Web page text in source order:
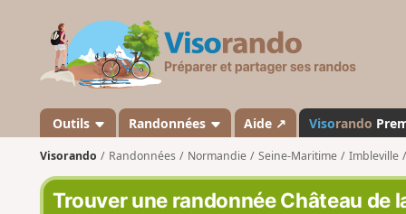
s
a
n
d
o
Outils Randonnées Aide ↗ Visorando
Visorando Randonnées Normandie Seine-Maritime Imbleville
Trouver une randonnée Château de